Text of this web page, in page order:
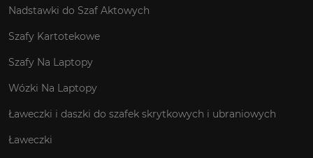
Nadstawki do Szaf Aktowych
Szafy Kartotekowe
Szafy Na Laptopy
Wózki Na Laptopy
Ławeczki i daszki do szafek skrytkowych i ubraniowych
Ławeczki